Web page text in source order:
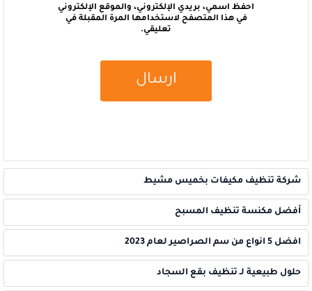
احفظ اسمي، بريدي الإلكتروني، والموقع الإلكتروني
في هذا المتصفح لاستخدامها المرة المقبلة في
تعليقي.
شركة تنظيف مكيفات بخميس مشيط
أفضل مكنسة تنظيف المسبح
افضل 5 انواع من سم الصراصير لعام 2023
حلول طبيعية لـ تنظيف بقع السجاد